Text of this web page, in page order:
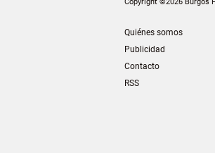
Copyright ©2026 Burgos
Quiénes somos
Publicidad
Contacto
RSS